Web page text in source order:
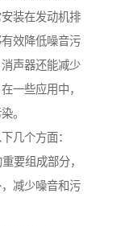
装在发动机排
效降低噪音污
声器还能减少
一些应用中，
。
几个方面：
要组成部分，
减少噪音和污